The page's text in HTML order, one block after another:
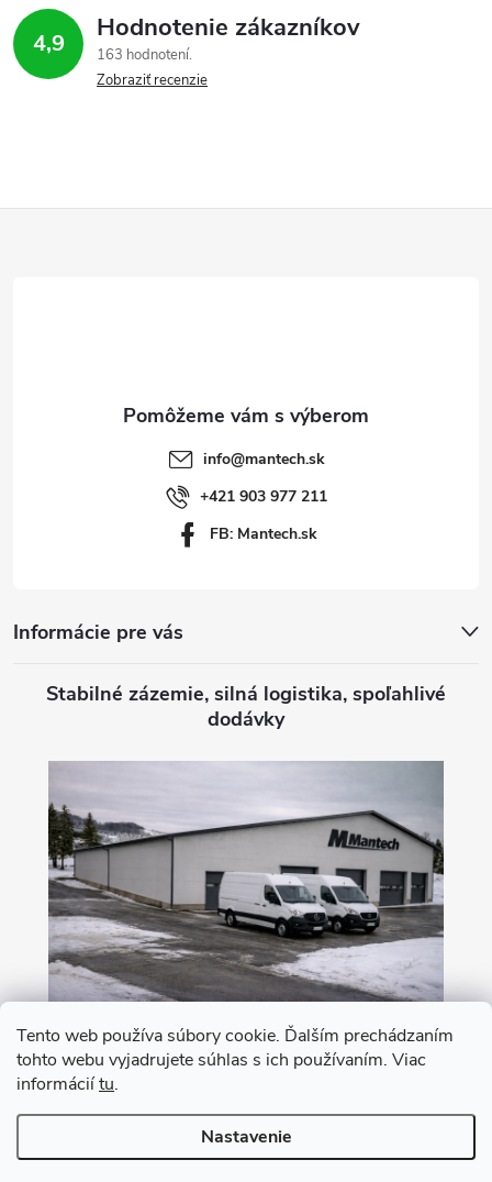
Tento web používa súbory cookie. Ďalším prechádzaním
tohto webu vyjadrujete súhlas s ich používaním. Viac
informáciítu.
Nastavenie
4,9 Hodnotenie zákazníkov
163 hodnotení
Zobraziť recenzie
info@mantech.sk
+421 903 977 211
FB: Mantech.sk
Informácie pre vás
Stabilné zázemie, silná logistika, spoľahlivé
dodávky
Nákup na leasing s 0% akontáciou
Copyright 2026MANTECH. Všetky práva vyhradené.Upraviť nastavenie